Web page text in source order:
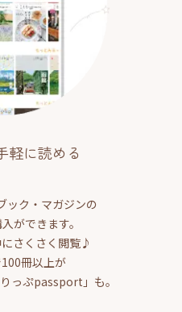
軽に読める
ック・マガジンの
ができます。
さくさく閲覧♪
冊以上が
っぷpassport」も。